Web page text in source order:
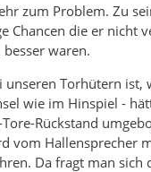
zum Problem. Zu
Chancen die er nicht
waren.
unseren Torhütern
wie im Hinspiel -
Rückstand
vom Hallensprecher
Da fragt man